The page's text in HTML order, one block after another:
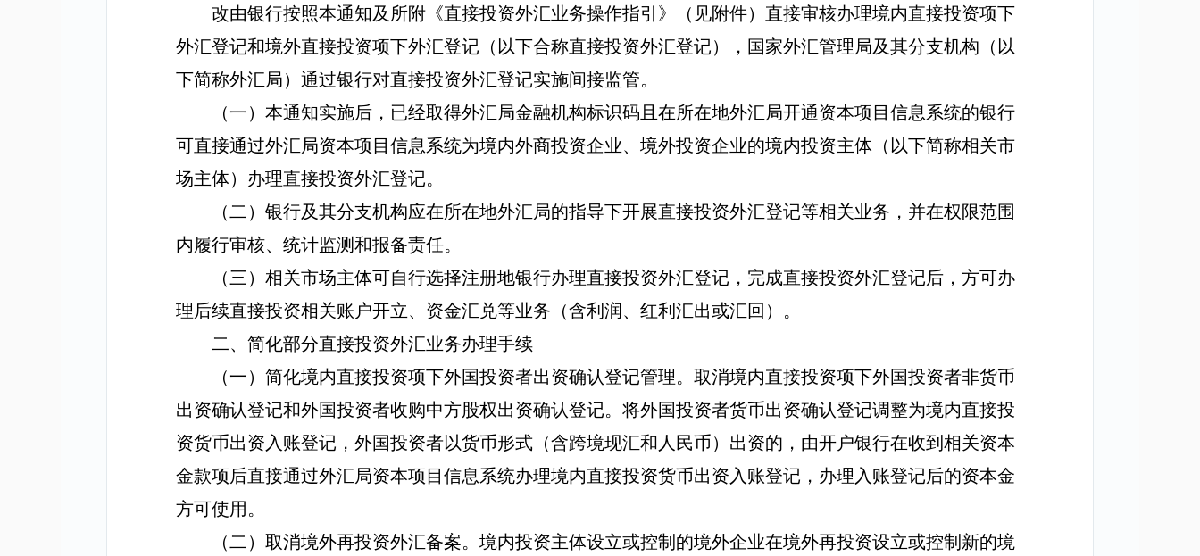
改由银行按照本通知及所附《直接投资外汇业务操作指引》（见附件）直接审核办理境内直接投资项下
外汇登记和境外直接投资项下外汇登记（以下合称直接投资外汇登记）， 国家外汇管理局及其分支机构（以
下简称外汇局） 通过银行对直接投资外汇登记实施间接监管。
（一）本通知实施后，已经取得外汇局金融机构标识码且在所在地外汇局开通资本项目信息系统的银行
可直接通过外汇局资本项目信息系统为境内外商投资企业、境外投资企业的境内投资主体（以下简称相关市
场主体） 办理直接投资外汇登记。
（二）银行及其分支机构应在所在地外汇局的指导下开展直接投资外汇登记等相关业务，并在权限范围
内履行审核、统计监测和报备责任。
（三）相关市场主体可自行选择注册地银行办理直接投资外汇登记，完成直接投资外汇登记后， 方可办
理后续直接投资相关账户开立、资金汇兑等业务（含利润、红利汇出或汇回）。
二、简化部分直接投资外汇业务办理手续
（一）简化境内直接投资项下外国投资者出资确认登记管理。 取消境内直接投资项下外国投资者非货币
出资确认登记和外国投资者收购中方股权出资确认登记。将外国投资者货币出资确认登记调整为境内直接投
资货币出资入账登记，外国投资者以货币形式（含跨境现汇和人民币）出资的，由开户银行在收到相关资本
金款项后直接通过外汇局资本项目信息系统办理境内直接投资货币出资入账登记，办理入账登记后的资本金
方可使用。
（二）取消境外再投资外汇备案。 境内投资主体设立或控制的境外企业在境外再投资设立或控制新的境